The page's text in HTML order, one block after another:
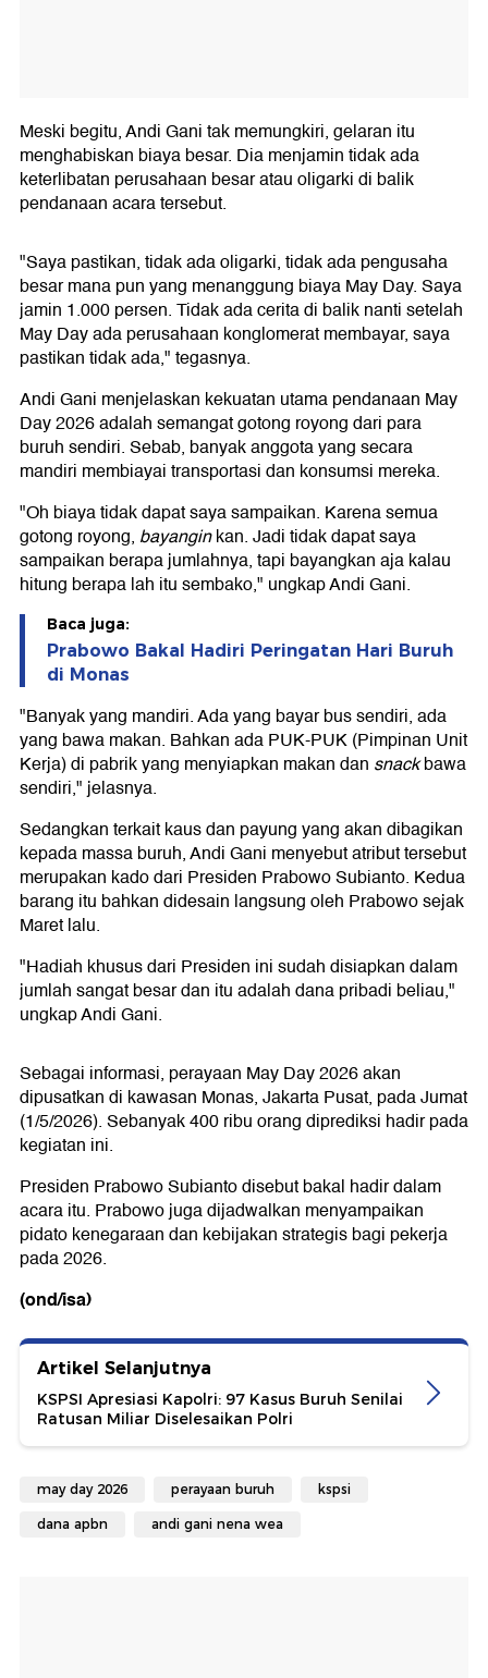
Meski begitu, Andi Gani tak memungkiri, gelaran itu
menghabiskan biaya besar. Dia menjamin tidak ada
keterlibatan perusahaan besar atau oligarki di balik
pendanaan acara tersebut.
"Saya pastikan, tidak ada oligarki, tidak ada pengusaha
besar mana pun yang menanggung biaya May Day. Saya
jamin 1.000 persen. Tidak ada cerita di balik nanti setelah
May Day ada perusahaan konglomerat membayar, saya
pastikan tidak ada," tegasnya.
Andi Gani menjelaskan kekuatan utama pendanaan May
Day 2026 adalah semangat gotong royong dari para
buruh sendiri. Sebab, banyak anggota yang secara
mandiri membiayai transportasi dan konsumsi mereka.
"Oh biaya tidak dapat saya sampaikan. Karena semua
gotong royong, bayanginkan. Jadi tidak dapat saya
sampaikan berapa jumlahnya, tapi bayangkan aja kalau
hitung berapa lah itu sembako," ungkap Andi Gani.
Baca juga:
Prabowo Bakal Hadiri Peringatan Hari Buruh
di Monas
"Banyak yang mandiri. Ada yang bayar bus sendiri, ada
yang bawa makan. Bahkan ada PUK-PUK (Pimpinan Unit
Kerja) di pabrik yang menyiapkan makan dan snackbawa
sendiri," jelasnya.
Sedangkan terkait kaus dan payung yang akan dibagikan
kepada massa buruh, Andi Gani menyebut atribut tersebut
merupakan kado dari Presiden Prabowo Subianto. Kedua
barang itu bahkan didesain langsung oleh Prabowo sejak
Maret lalu.
"Hadiah khusus dari Presiden ini sudah disiapkan dalam
jumlah sangat besar dan itu adalah dana pribadi beliau,"
ungkap Andi Gani.
Sebagai informasi, perayaan May Day 2026 akan
dipusatkan di kawasan Monas, Jakarta Pusat, pada Jumat
(1/5/2026). Sebanyak 400 ribu orang diprediksi hadir pada
kegiatan ini.
Presiden Prabowo Subianto disebut bakal hadir dalam
acara itu. Prabowo juga dijadwalkan menyampaikan
pidato kenegaraan dan kebijakan strategis bagi pekerja
pada 2026.
(ond/isa)
Artikel Selanjutnya
KSPSI Apresiasi Kapolri: 97 Kasus Buruh Senilai
Ratusan Miliar Diselesaikan Polri
may day 2026 perayaan buruh kspsi
dana apbn andi gani nena wea